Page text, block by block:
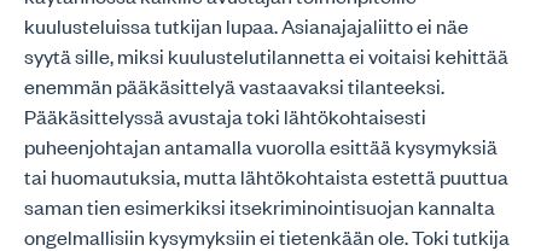
kuulusteluissa tutkijan lupaa. Asianajajaliitto ei näe
syytä sille, miksi kuulustelutilannetta ei voitaisi kehittää
enemmän pääkäsittelyä vastaavaksi tilanteeksi.
Pääkäsittelyssä avustaja toki lähtökohtaisesti
puheenjohtajan antamalla vuorolla esittää kysymyksiä
tai huomautuksia, mutta lähtökohtaista estettä puuttua
saman tien esimerkiksi itsekriminointisuojan kannalta
ongelmallisiin kysymyksiin ei tietenkään ole. Toki tutkija